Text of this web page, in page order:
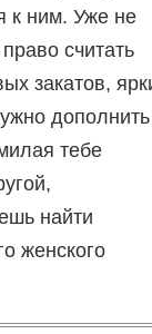
к ним. Уже не
считать
закатов,
дополнить
тебе
найти
женского